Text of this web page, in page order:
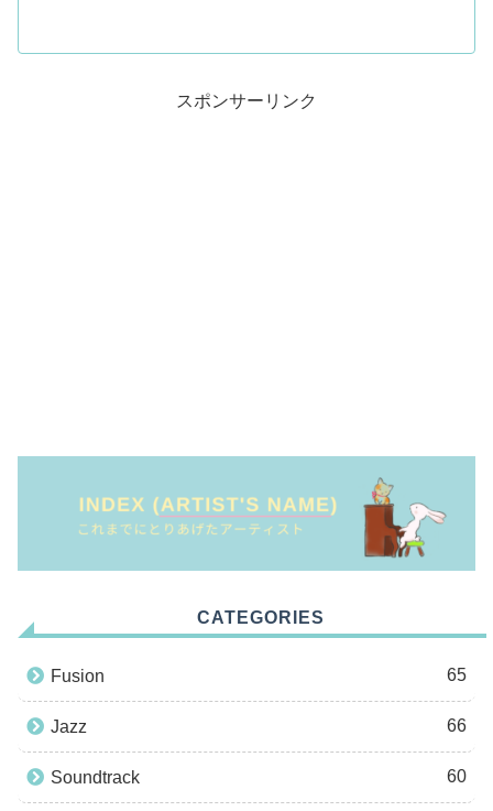
スポンサーリンク
CATEGORIES
Fusion 65
Jazz 66
Soundtrack 60